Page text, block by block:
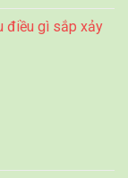
điều gì sắp xảy